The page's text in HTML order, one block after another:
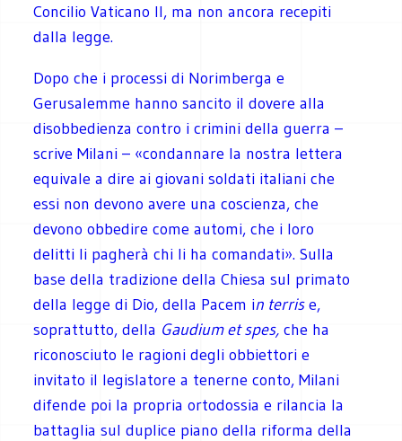
Concilio Vaticano II, ma non ancora recepiti
dalla legge.
Dopo che i processi di Norimberga e
Gerusalemme hanno sancito il dovere alla
disobbedienza contro i crimini della guerra –
scrive Milani – «condannare la nostra lettera
equivale a dire ai giovani soldati italiani che
essi non devono avere una coscienza, che
devono obbedire come automi, che i loro
delitti li pagherà chi li ha comandati». Sulla
base della tradizione della Chiesa sul primato
della legge di Dio, della Pacem in terrise,
soprattutto, della Gaudium et spes, che ha
riconosciuto le ragioni degli obbiettori e
invitato il legislatore a tenerne conto, Milani
difende poi la propria ortodossia e rilancia la
battaglia sul duplice piano della riforma della